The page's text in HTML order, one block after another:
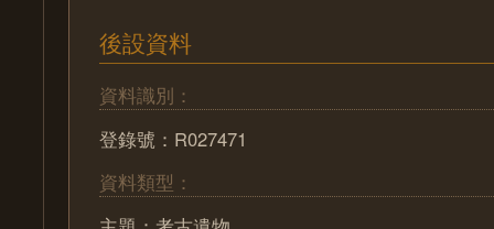
後設資料
資料識別：
登錄號：R027471
資料類型：